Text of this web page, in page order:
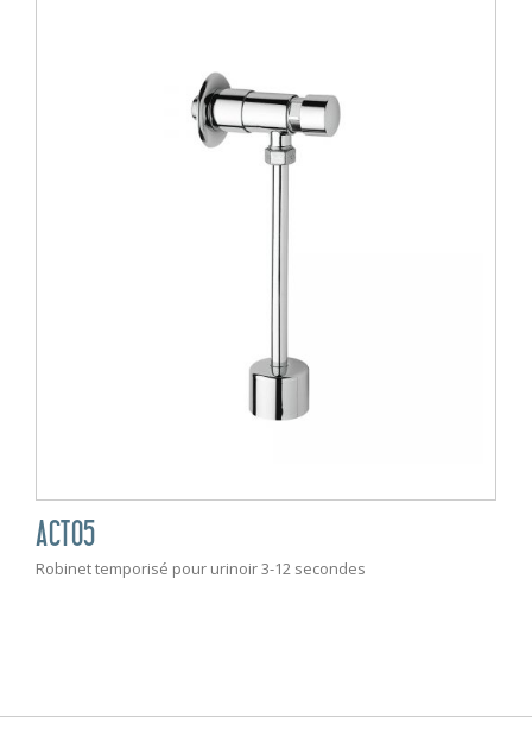
ACT05
Robinet temporisé pour urinoir 3-12 secondes